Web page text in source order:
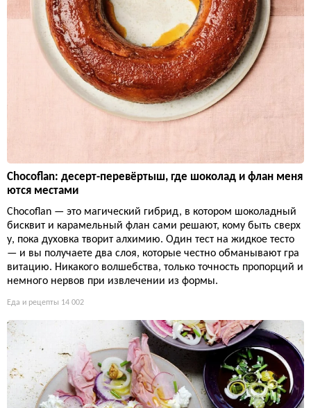
Chocoflan: десерт-перевёртыш, где шоколад и флан меня
ются местами
Chocoflan — это магический гибрид, в котором шоколадный
бисквит и карамельный флан сами решают, кому быть сверх
у, пока духовка творит алхимию. Один тест на жидкое тесто
— и вы получаете два слоя, которые честно обманывают гра
витацию. Никакого волшебства, только точность пропорций и
немного нервов при извлечении из формы.
Еда и рецепты 14 002